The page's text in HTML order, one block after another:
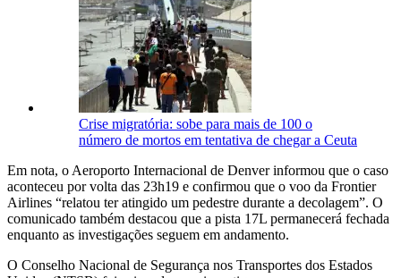
Crise migratória: sobe para mais de 100 o
número de mortos em tentativa de chegar a Ceuta
Em nota, o Aeroporto Internacional de Denver informou que o caso
aconteceu por volta das 23h19 e confirmou que o voo da Frontier
Airlines “relatou ter atingido um pedestre durante a decolagem”. O
comunicado também destacou que a pista 17L permanecerá fechada
enquanto as investigações seguem em andamento.
O Conselho Nacional de Segurança nos Transportes dos Estados